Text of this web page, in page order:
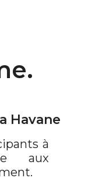
Havane
à
aux